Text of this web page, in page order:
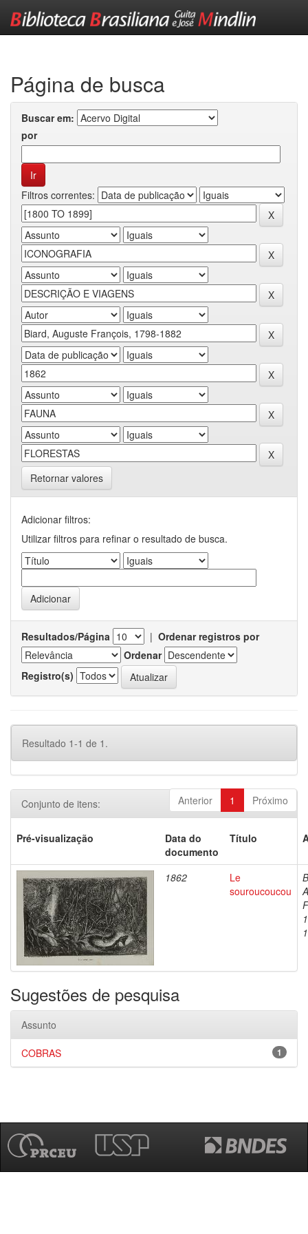
Página de busca
Buscar em:
por
Filtros correntes:
Retornar valores
Adicionar filtros:
Utilizar filtros para refinar o resultado de busca.
Resultados/Página | Ordenar registros por
Ordenar
Registro(s)
Resultado 1-1 de 1.
Anterior 1 Próximo
Conjunto de itens:
Pré-visualização
Data do
documento
Título
1862
Le
souroucoucou
Sugestões de pesquisa
Assunto
1
COBRAS